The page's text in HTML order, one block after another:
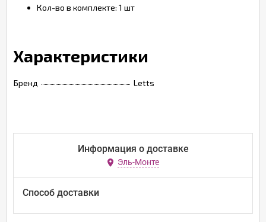
Кол-во в комплекте: 1 шт
Характеристики
Бренд Letts
Информация о доставке
Эль-Монте
Способ доставки